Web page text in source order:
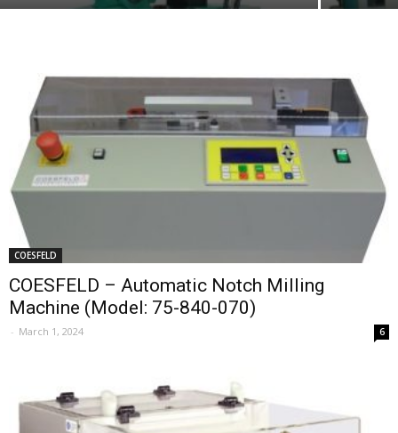
COESFELD
COESFELD – Automatic Notch Milling
Machine (Model: 75-840-070)
- March 1, 2024 6